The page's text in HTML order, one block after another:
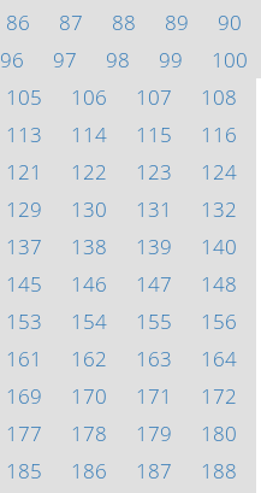
86 87 88 89
90
96 97 98 99
100
105 106 107
108
113 114 115
116
121 122 123
124
129 130 131
132
137 138 139
140
145 146 147
148
153 154 155
156
161 162 163
164
169 170 171
172
177 178 179
180
185 186 187
188